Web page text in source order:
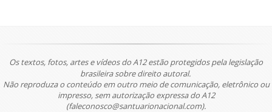
Os textos, fotos, artes e vídeos do A12 estão protegidos pela legislação
brasileira sobre direito autoral.
Não reproduza o conteúdo em outro meio de comunicação, eletrônico ou
impresso, sem autorização expressa do A12
(faleconosco@santuarionacional.com).